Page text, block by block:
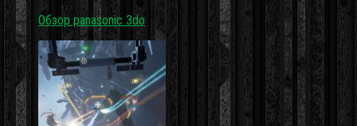
Обзор panasonic 3do